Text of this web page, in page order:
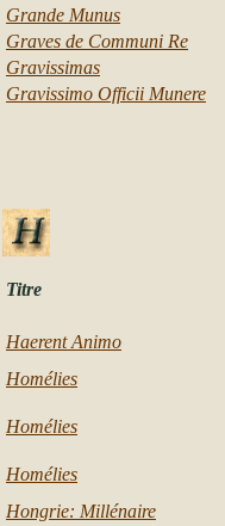
Grande Munus
Graves de Communi Re
Gravissimas
Gravissimo Officii Munere
Titre
Haerent Animo
Homélies
Homélies
Homélies
Hongrie: Millénaire